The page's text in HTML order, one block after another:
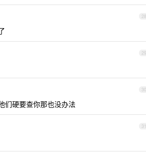
28
29
30
们硬要查你那也没办法
31